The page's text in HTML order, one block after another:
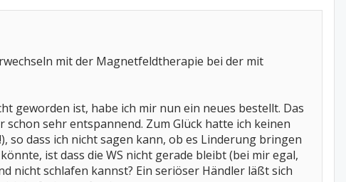
mit der Magnetfeldtherapie bei der mit
geworden ist, habe ich mir nun ein neues bestellt. Das
sehr entspannend. Zum Glück hatte ich keinen
so dass ich nicht sagen kann, ob es Linderung bringen
ist dass die WS nicht gerade bleibt (bei mir egal,
nicht schlafen kannst? Ein seriöser Händler läßt sich